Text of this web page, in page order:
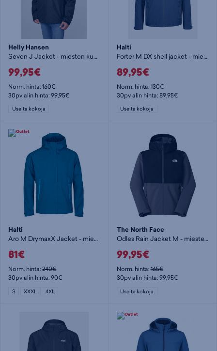
Helly Hansen
Seven J Jacket - miesten kuoritakki
99,95€
Norm. hinta:160€
30pv alin hinta: 99,95€
Useita kokoja
Halti
Forter M DX shell jacket - miesten kuoritakki
89,95€
Norm. hinta:130€
30pv alin hinta: 89,95€
Useita kokoja
Halti
Aro M DrymaxX Jacket - miesten kuoritakki
81€
Norm. hinta:240€
30pv alin hinta: 90€
S XXXL 4XL
The North Face
Odles Rain Jacket M - miesten kuoritakki
99,95€
Norm. hinta:165€
30pv alin hinta: 99,95€
Useita kokoja